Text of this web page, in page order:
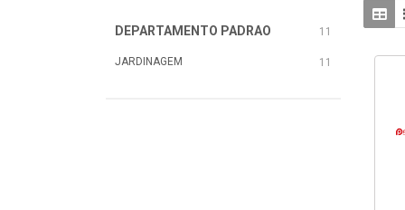
DEPARTAMENTO PADRAO 11
JARDINAGEM 11